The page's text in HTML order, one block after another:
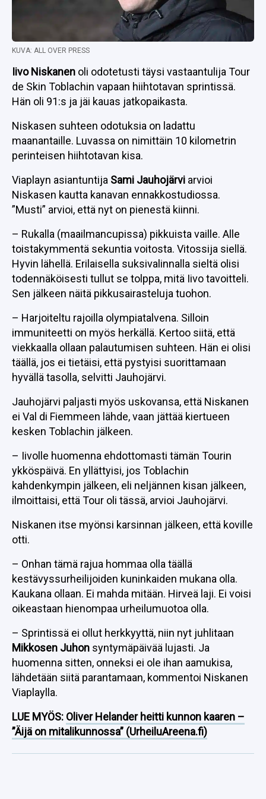
KUVA: ALL OVER PRESS
Iivo Niskanen oli odotetusti täysi vastaantulija Tour
de Skin Toblachin vapaan hiihtotavan sprintissä.
Hän oli 91:s ja jäi kauas jatkopaikasta.
Niskasen suhteen odotuksia on ladattu
maanantaille. Luvassa on nimittäin 10 kilometrin
perinteisen hiihtotavan kisa.
Viaplayn asiantuntija Sami Jauhojärvi arvioi
Niskasen kautta kanavan ennakkostudiossa.
”Musti” arvioi, että nyt on pienestä kiinni.
– Rukalla (maailmancupissa) pikkuista vaille. Alle
toistakymmentä sekuntia voitosta. Vitossija siellä.
Hyvin lähellä. Erilaisella suksivalinnalla sieltä olisi
todennäköisesti tullut se tolppa, mitä Iivo tavoitteli.
Sen jälkeen näitä pikkusairasteluja tuohon.
– Harjoiteltu rajoilla olympiatalvena. Silloin
immuniteetti on myös herkällä. Kertoo siitä, että
viekkaalla ollaan palautumisen suhteen. Hän ei olisi
täällä, jos ei tietäisi, että pystyisi suorittamaan
hyvällä tasolla, selvitti Jauhojärvi.
Jauhojärvi paljasti myös uskovansa, että Niskanen
ei Val di Fiemmeen lähde, vaan jättää kiertueen
kesken Toblachin jälkeen.
– Iivolle huomenna ehdottomasti tämän Tourin
ykköspäivä. En yllättyisi, jos Toblachin
kahdenkympin jälkeen, eli neljännen kisan jälkeen,
ilmoittaisi, että Tour oli tässä, arvioi Jauhojärvi.
Niskanen itse myönsi karsinnan jälkeen, että koville
otti.
– Onhan tämä rajua hommaa olla täällä
kestävyssurheilijoiden kuninkaiden mukana olla.
Kaukana ollaan. Ei mahda mitään. Hirveä laji. Ei voisi
oikeastaan hienompaa urheilumuotoa olla.
– Sprintissä ei ollut herkkyyttä, niin nyt juhlitaan
Mikkosen Juhon syntymäpäivää lujasti. Ja
huomenna sitten, onneksi ei ole ihan aamukisa,
lähdetään siitä parantamaan, kommentoi Niskanen
Viaplaylla.
LUE MYÖS: Oliver Helander heitti kunnon kaaren –
”Äijä on mitalikunnossa” (UrheiluAreena.fi)